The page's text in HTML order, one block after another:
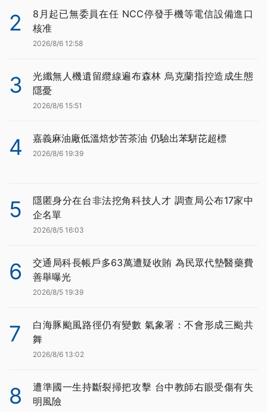
2
8月起已無委員在任 NCC停發手機等電信設備進口
核准
2026/8/6 12:58
3
光纖無人機遺留纜線遍布森林 烏克蘭指控造成生態
隱憂
2026/8/6 15:51
4 嘉義麻油廠低溫焙炒苦茶油 仍驗出苯駢芘超標
2026/8/6 19:39
5
隱匿身分在台非法挖角科技人才 調查局公布17家中
企名單
2026/8/5 16:03
6
交通局科長帳戶多63萬遭疑收賄 為民眾代墊醫藥費
善舉曝光
2026/8/5 19:39
7
白海豚颱風路徑仍有變數 氣象署：不會形成三颱共
舞
2026/8/6 13:02
8
遭準國一生持斷裂掃把攻擊 台中教師右眼受傷有失
明風險